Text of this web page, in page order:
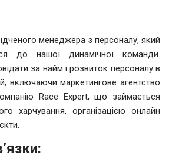
менеджера з персоналу, який
до нашої динамічної команди.
за найм і розвиток персоналу в
включаючи маркетингове агентство
Race Expert, що займається
харчування, організацією онлайн